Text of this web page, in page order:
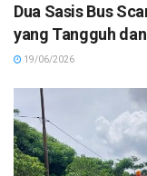
Dua Sasis Bus
yang Tangguh
19/06/2026